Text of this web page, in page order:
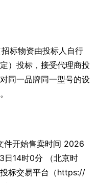
标物资由投标人自行
）投标，接受代理商投
同一品牌同一型号的设
件开始售卖时间 2026
日14时0分 （北京时
标交易平台（https://